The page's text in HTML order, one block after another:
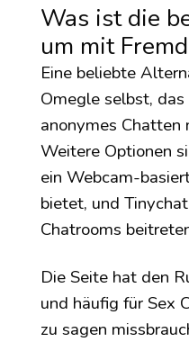
Was ist die
um mit
Eine beliebte
Omegle selbst,
anonymes
Weitere Optionen
ein Webcam-
bietet, und
Chatrooms
Die Seite hat den
und häufig für Sex
zu sagen